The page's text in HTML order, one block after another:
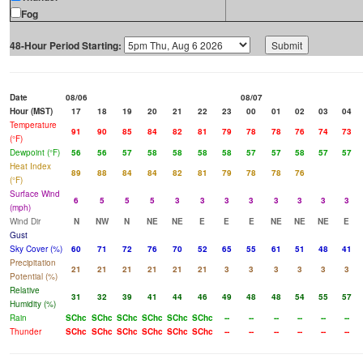
Fog
48-Hour Period Starting:
Date 08/06
08/07
Hour (MST)
17 18 19 20 21 22 23 00 01 02 03
04
Temperature
(°F)
91 90 85 84 82 81 79 78 78 76 74
73
Dewpoint (°F)
56 56 57 58 58 58 58 57 57 58 57
57
Heat Index
(°F)
89 88 84 84 82 81 79 78 78
76
Surface Wind
(mph)
6 5 5 5 3 3 3 3 3 3 3
3
Wind Dir
N NW N NE NE E E E NE NE NE
E
Gust
Sky Cover (%)
60 71 72 76 70 52 65 55 61 51 48
41
Precipitation
Potential (%)
21 21 21 21 21 21 3 3 3 3 3
3
Relative
Humidity (%)
31 32 39 41 44 46 49 48 48 54 55
57
Rain
SChc SChc SChc SChc SChc SChc -- -- -- -- --
--
Thunder
SChc SChc SChc SChc SChc SChc -- -- -- -- -- --